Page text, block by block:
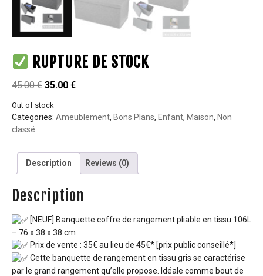
RUPTURE DE STOCK
45.00€ 35.00 €
Out of stock
Categories: Ameublement, Bons Plans, Enfant, Maison, Non
classé
Description Reviews (0)
Description
[NEUF] Banquette coffre de rangement pliable en tissu 106L
– 76 x 38 x 38 cm
Prix de vente : 35€ au lieu de 45€* [prix public conseillé*]
Cette banquette de rangement en tissu gris se caractérise
par le grand rangement qu’elle propose. Idéale comme bout de